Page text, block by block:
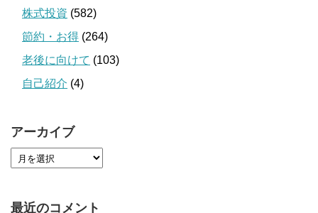
株式投資 (582)
節約・お得 (264)
老後に向けて (103)
自己紹介 (4)
アーカイブ
最近のコメント